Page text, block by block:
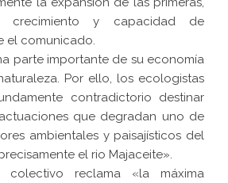
crecimiento y capacidad de
el comunicado.
parte importante de su economía
Por ello, los ecologistas
contradictorio destinar
que degradan uno de
ambientales y paisajísticos del
el rio Majaceite».
colectivo reclama «la máxima